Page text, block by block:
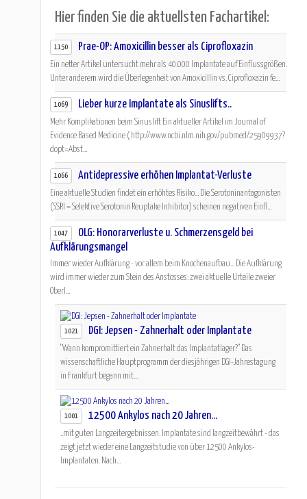
Hier finden Sie die aktuellsten Fachartikel:
1150 Prae-OP: Amoxicillin besser als Ciprofloxazin
Ein netter Artikel untersucht mehr als 40.000 Implantate auf Einflussgrößen.
Unter anderem wird die Überlegenheit von Amoxicillin vs. Ciprofloxazin fe...
1069 Lieber kurze Implantate als Sinuslifts..
Mehr Komplikationen beim Sinuslift Ein aktueller Artikel im Journal of
Evidence Based Medicine ( http://www.ncbi.nlm.nih.gov/pubmed/25909937?
dopt=Abst...
1066 Antidepressive erhöhen Implantat-Verluste
Eine aktuelle Studien findet ein erhöhtes Risiko... Die Serotoninantagonisten
(SSRI = Selektive Serotonin Reuptake Inhibitor) scheinen negativen Einfl...
1047
OLG: Honorarverluste u. Schmerzensgeld bei
Aufklärungsmangel
Immer wieder Aufklärung - vor allem beim Knochenaufbau... Die Aufklärung
wird immer wieder zum Stein des Anstosses: zwei aktuelle Urteile zweier
Oberl...
1021 DGI: Jepsen - Zahnerhalt oder Implantate
"Wann kompromittiert ein Zahnerhalt das Implantatlager?" Das
wissenschaftliche Hauptprogramm der diesjährigen DGI-Jahrestagung
in Frankfurt begann mit...
1001 12500 Ankylos nach 20 Jahren...
..mit guten Langzeitergebnissen. Implantate sind langzeitbewährt - das
zeigt jetzt wieder eine Langzeitstudie von über 12500 Ankylos-
Implantaten. Nach...